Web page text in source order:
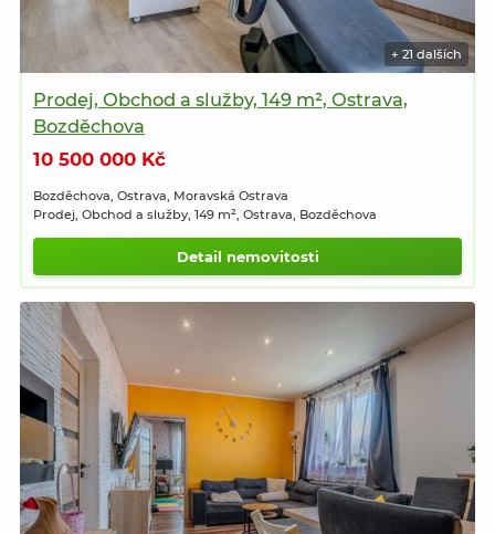
+ 21 dalších
Prodej, Obchod a služby, 149 m², Ostrava,
Bozděchova
10 500 000 Kč
Bozděchova, Ostrava, Moravská Ostrava
Prodej, Obchod a služby, 149 m², Ostrava, Bozděchova
Detail nemovitosti